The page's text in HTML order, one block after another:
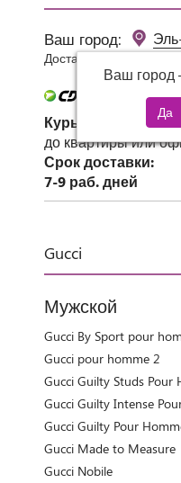
Ваш город:
Ваш
Доставка 0 руб при
Курьер СДЭК
до квартиры или
Срок доставки:
7-9 раб. дней
Gucci
Мужской
Gucci By Sport pour
Gucci pour homme 2
Gucci Guilty Studs Pour
Gucci Guilty Intense
Gucci Guilty Pour
Gucci Made to Measure
Gucci Nobile